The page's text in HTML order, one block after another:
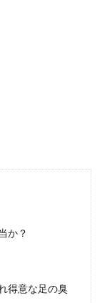
ンですく」！
か？
得意な足の臭